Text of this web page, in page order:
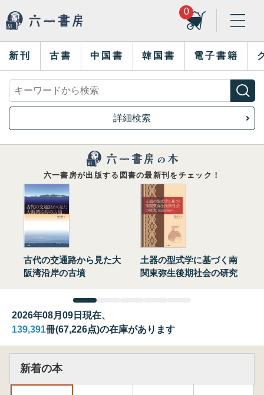
0
新刊 古書 中国書 韓国書 電子書籍
詳細検索
六一書房が出版する図書の最新刊をチェック！
古代の交通路から見た大
阪湾沿岸の古墳
土器の型式学に基づく南
関東弥生後期社会の研究
2026年08月09日現在、
139,391冊(67,226点)の在庫があります
新着の本